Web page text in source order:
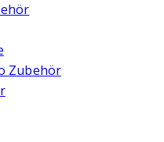
Zubehör